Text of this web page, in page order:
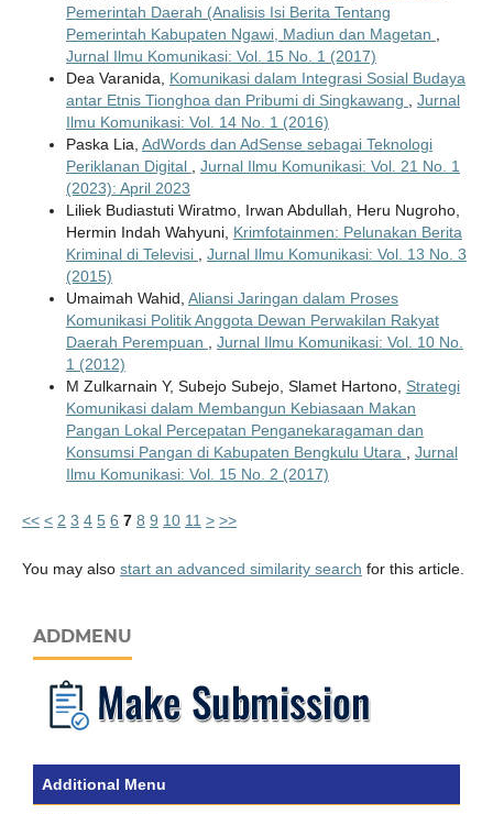
Pemerintah Daerah (Analisis Isi Berita Tentang
Pemerintah Kabupaten Ngawi, Madiun dan Magetan
Jurnal Ilmu Komunikasi: Vol. 15 No. 1 (2017)
Dea Varanida, Komunikasi dalam Integrasi Sosial Budaya
antar Etnis Tionghoa dan Pribumi di Singkawang
Jurnal
Ilmu Komunikasi: Vol. 14 No. 1 (2016)
Paska Lia, AdWords dan AdSense sebagai Teknologi
Periklanan Digital
Jurnal Ilmu Komunikasi: Vol. 21 No. 1
(2023): April 2023
Liliek Budiastuti Wiratmo, Irwan Abdullah, Heru Nugroho,
Hermin Indah Wahyuni, Krimfotainmen: Pelunakan Berita
Kriminal di Televisi
Jurnal Ilmu Komunikasi: Vol. 13 No. 3
(2015)
Umaimah Wahid, Aliansi Jaringan dalam Proses
Komunikasi Politik Anggota Dewan Perwakilan Rakyat
Daerah Perempuan
Jurnal Ilmu Komunikasi: Vol. 10 No.
1 (2012)
M Zulkarnain Y, Subejo Subejo, Slamet Hartono, Strategi
Komunikasi dalam Membangun Kebiasaan Makan
Pangan Lokal Percepatan Penganekaragaman dan
Konsumsi Pangan di Kabupaten Bengkulu Utara
Jurnal
Ilmu Komunikasi: Vol. 15 No. 2 (2017)
<< < 2 3 4 5 6 7 8 9 10 11 > >>
You may also start an advanced similarity search for this article.
ADDMENU
Additional Menu